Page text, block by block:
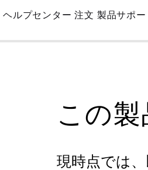
Skip
Main
ヘルプセンター 注文 製品サポー
この
現時点では